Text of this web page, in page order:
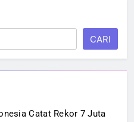
CARI
Catat Rekor 7 Juta